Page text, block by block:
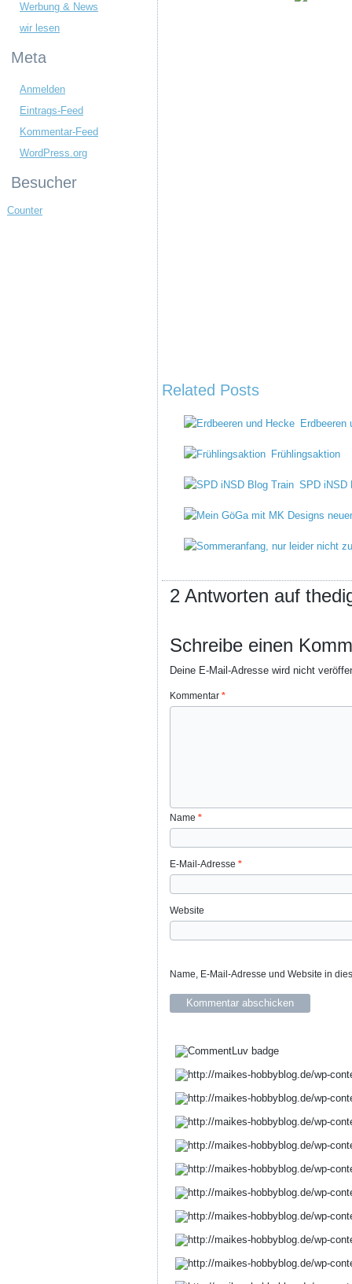
Werbung & News
wir lesen
Meta
Anmelden
Eintrags-Feed
Kommentar-Feed
WordPress.org
Besucher
Counter
Related Posts
Erdbeeren
Frühlingsaktion
SPD iNSD
2 Antworten auf
Schreibe einen
Deine E-Mail-Adresse wird nicht
Kommentar *
Name *
E-Mail-Adresse *
Website
Name, E-Mail-Adresse und Website in